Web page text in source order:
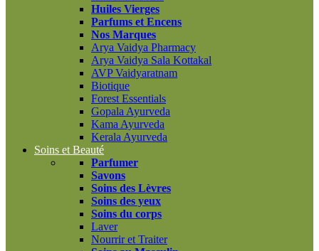
Huiles Vierges
Parfums et Encens
Nos Marques
Arya Vaidya Pharmacy
Arya Vaidya Sala Kottakal
AVP Vaidyaratnam
Biotique
Forest Essentials
Gopala Ayurveda
Kama Ayurveda
Kerala Ayurveda
Soins et Beauté
Parfumer
Savons
Soins des Lèvres
Soins des yeux
Soins du corps
Laver
Nourrir et Traiter